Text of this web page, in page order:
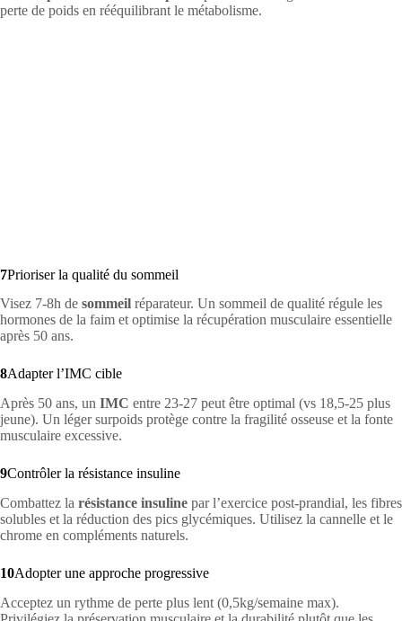
perte de poids en rééquilibrant le métabolisme.
7Prioriser la qualité du sommeil
Visez 7-8h de sommeil réparateur. Un sommeil de qualité régule les
hormones de la faim et optimise la récupération musculaire essentielle
après 50 ans.
8Adapter l’IMC cible
Après 50 ans, un IMC entre 23-27 peut être optimal (vs 18,5-25 plus
jeune). Un léger surpoids protège contre la fragilité osseuse et la fonte
musculaire excessive.
9Contrôler la résistance insuline
Combattez la résistance insuline par l’exercice post-prandial, les fibres
solubles et la réduction des pics glycémiques. Utilisez la cannelle et le
chrome en compléments naturels.
10Adopter une approche progressive
Acceptez un rythme de perte plus lent (0,5kg/semaine max).